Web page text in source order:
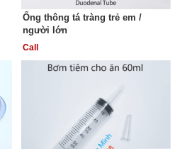
Ống thông tá tràng trẻ em /
người lớn
Call